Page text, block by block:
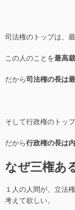
司法権のトップは、
この人のことを最高
だから司法権の長は
そして行政権のトッ
だから行政権の長は
なぜ三権あ
１人の人間が、立法
考えて欲しい。